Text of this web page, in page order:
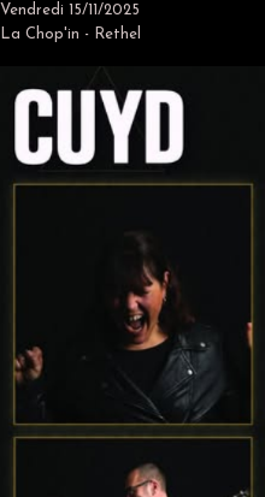
Vendredi 15/11/2025
La Chop'in - Rethel